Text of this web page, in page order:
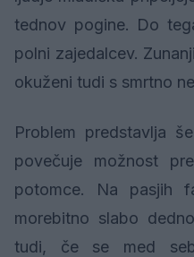
tednov pogine. Do
polni zajedalcev.
okuženi tudi s smrtno
Problem predstavlja
povečuje možnost
potomce. Na pasjih
morebitno slabo
tudi, če se med